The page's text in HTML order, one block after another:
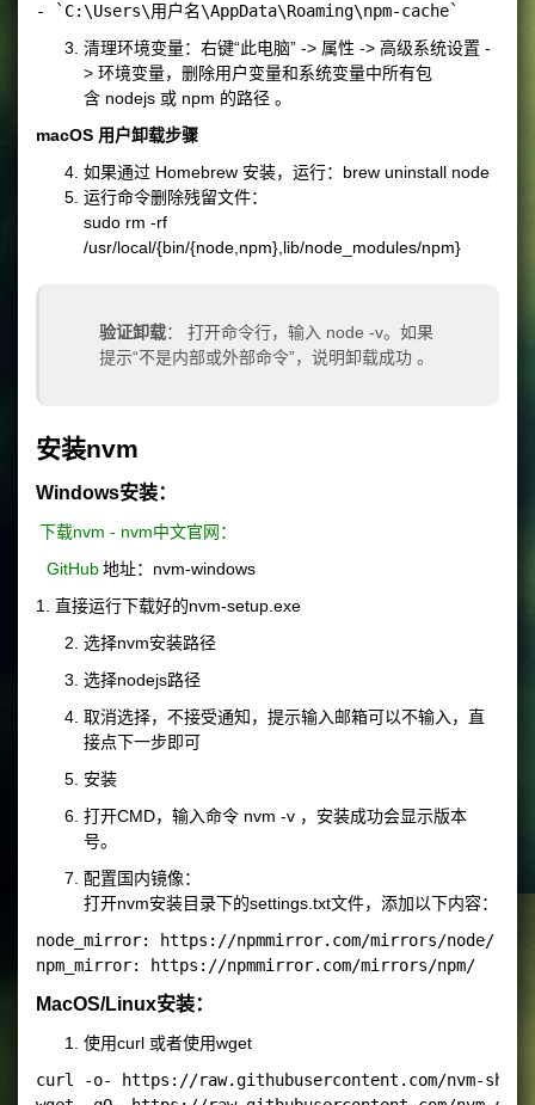
清理环境变量：右键“此电脑” -> 属性 -> 高级系统设置 -
> 环境变量，删除用户变量和系统变量中所有包
含 nodejs 或 npm 的路径 。
macOS 用户卸载步骤
如果通过 Homebrew 安装，运行： brew uninstall node
运行命令删除残留文件：
sudo rm -rf
/usr/local/{bin/{node,npm},lib/node_modules/npm}
验证卸载： 打开命令行，输入 node -v。如果
提示“不是内部或外部命令”，说明卸载成功 。
安装nvm
Windows安装：
下载nvm - nvm中文官网：
GitHub地址：nvm-windows
1. 直接运行下载好的nvm-setup.exe
选择nvm安装路径
选择nodejs路径
取消选择，不接受通知，提示输入邮箱可以不输入，直
接点下一步即可
安装
打开CMD，输入命令 nvm -v ，安装成功会显示版本
号。
配置国内镜像：
打开nvm安装目录下的settings.txt文件，添加以下内容：
node_mirror: https://npmmirror.com/mirrors/node/
MacOS/Linux安装：
使用curl 或者使用wget
curl -o- https://raw.githubusercontent.com/nvm-sh/